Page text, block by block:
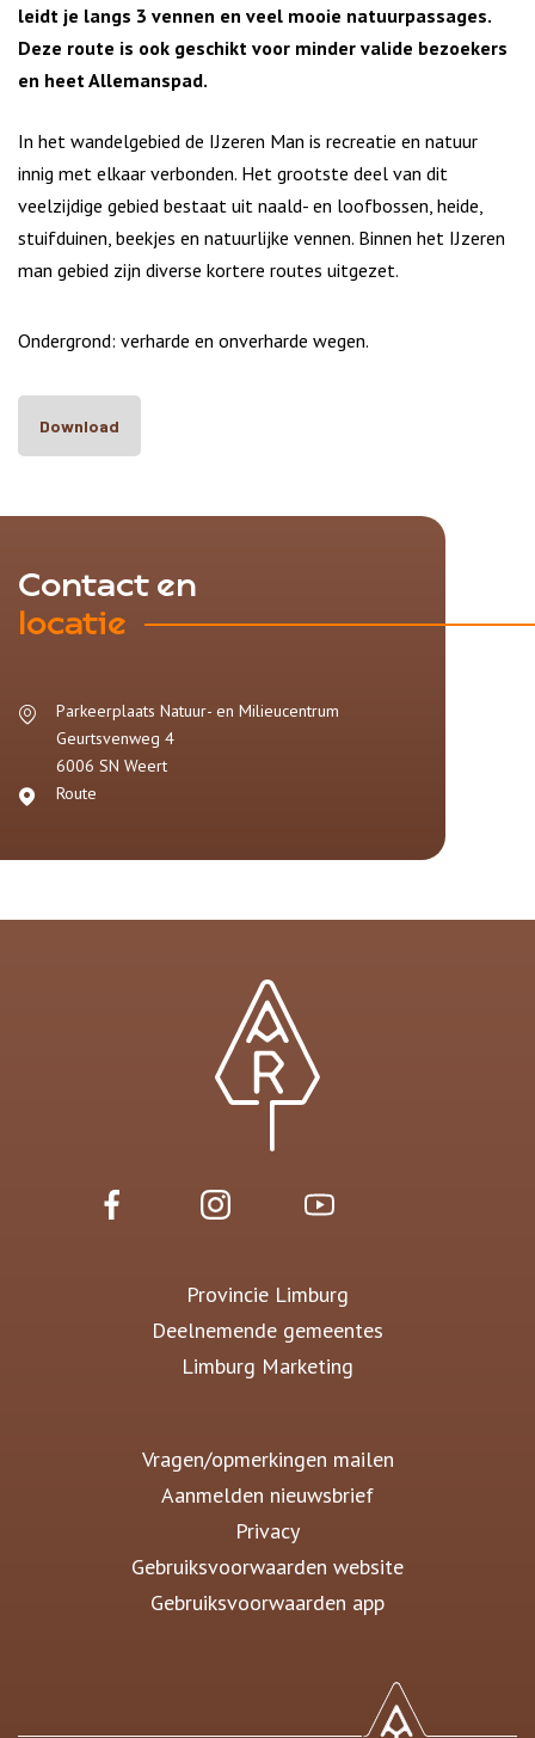
leidt je langs 3 vennen en veel mooie natuurpassages.
Deze route is ook geschikt voor minder valide bezoekers
en heet Allemanspad.
In het wandelgebied de IJzeren Man is recreatie en natuur
innig met elkaar verbonden. Het grootste deel van dit
veelzijdige gebied bestaat uit naald- en loofbossen, heide,
stuifduinen, beekjes en natuurlijke vennen. Binnen het IJzeren
man gebied zijn diverse kortere routes uitgezet.
Ondergrond: verharde en onverharde wegen.
Download
Contact en
locatie
Parkeerplaats Natuur- en Milieucentrum
Geurtsvenweg 4
6006 SN Weert
Route
Provincie Limburg
Deelnemende gemeentes
Limburg Marketing
Vragen/opmerkingen mailen
Aanmelden nieuwsbrief
Privacy
Gebruiksvoorwaarden website
Gebruiksvoorwaarden app